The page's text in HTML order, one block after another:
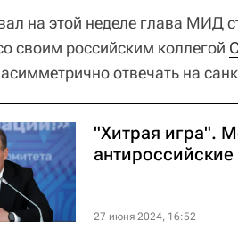
на этой неделе глава МИД
своим российским коллегой
отвечать на
"Хитрая игра".
27 июня 2024, 16:52